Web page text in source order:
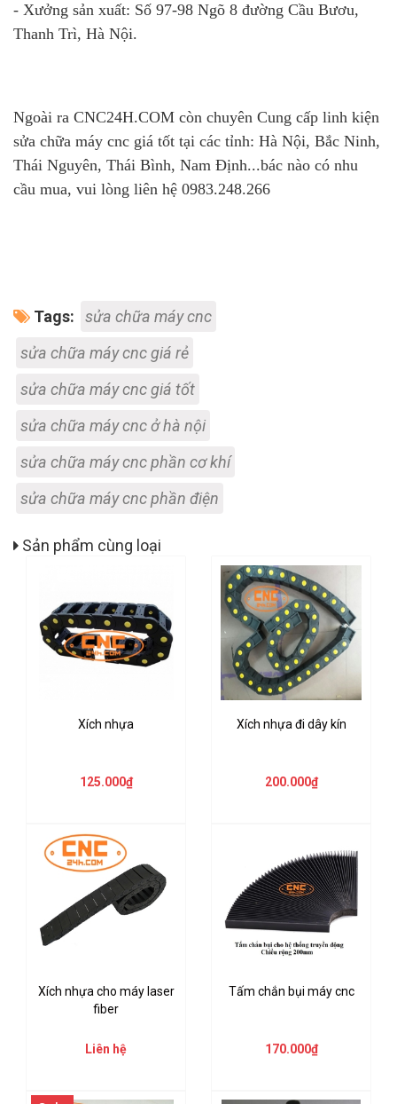
- Xưởng sản xuất: Số 97-98 Ngõ 8 đường Cầu Bươu,
Thanh Trì, Hà Nội.
Ngoài ra CNC24H.COM còn chuyên Cung cấp linh kiện
sửa chữa máy cnc giá tốt tại các tỉnh: Hà Nội, Bắc Ninh,
Thái Nguyên, Thái Bình, Nam Định...bác nào có nhu
cầu mua, vui lòng liên hệ 0983.248.266
Tags:
sửa chữa máy cnc
sửa chữa máy cnc giá rẻ
sửa chữa máy cnc giá tốt
sửa chữa máy cnc ở hà nội
sửa chữa máy cnc phần cơ khí
sửa chữa máy cnc phần điện
Sản phẩm cùng loại
Xích nhựa
125.000₫
Xích nhựa đi dây kín
200.000₫
Xích nhựa cho máy laser
fiber
Liên hệ
Tấm chắn bụi máy cnc
170.000₫